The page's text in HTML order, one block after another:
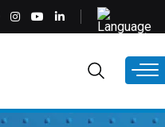
Select
your